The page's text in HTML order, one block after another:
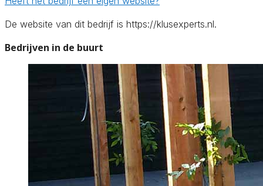
De website van dit bedrijf is https://klusexperts.nl.
Bedrijven in de buurt